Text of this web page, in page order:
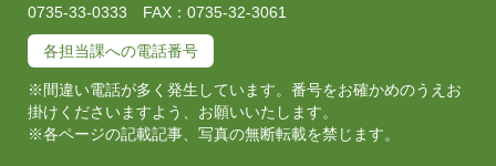
0735-33-0333 FAX：0735-32-3061
各担当課への電話番号
※間違い電話が多く発生しています。番号をお確かめのうえお
掛けくださいますよう、お願いいたします。
※各ページの記載記事、写真の無断転載を禁じます。